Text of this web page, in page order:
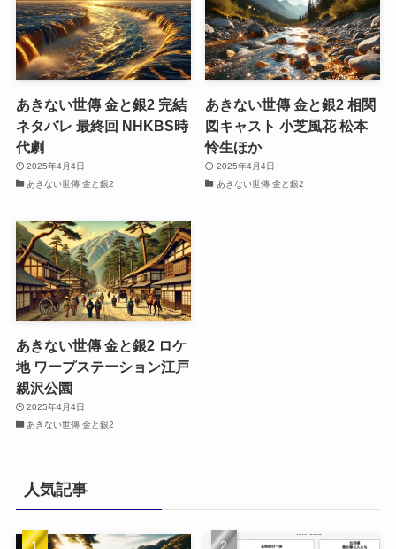
あきない世傳 金と銀2 完結
ネタバレ 最終回 NHKBS時
代劇
2025年4月4日
あきない世傳 金と銀2
あきない世傳 金と銀2 相関
図キャスト 小芝風花 松本
怜生ほか
2025年4月4日
あきない世傳 金と銀2
あきない世傳 金と銀2 ロケ
地 ワープステーション江戸
親沢公園
2025年4月4日
あきない世傳 金と銀2
人気記事